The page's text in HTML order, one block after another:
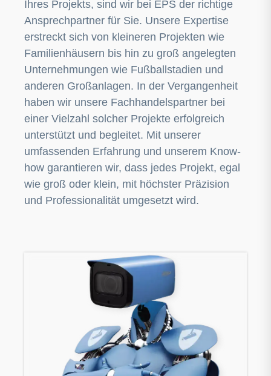
Ihres Projekts, sind wir bei EPS der richtige
Ansprechpartner für Sie. Unsere Expertise
erstreckt sich von kleineren Projekten wie
Familienhäusern bis hin zu groß angelegten
Unternehmungen wie Fußballstadien und
anderen Großanlagen. In der Vergangenheit
haben wir unsere Fachhandelspartner bei
einer Vielzahl solcher Projekte erfolgreich
unterstützt und begleitet. Mit unserer
umfassenden Erfahrung und unserem Know-
how garantieren wir, dass jedes Projekt, egal
wie groß oder klein, mit höchster Präzision
und Professionalität umgesetzt wird.